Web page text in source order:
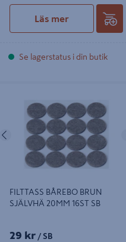
Läs mer
Se lagerstatus i din butik
Föregående
FILTTASS BÅREBO BRUN
SJÄLVHÄ 20MM 16ST SB
29 kr / SB